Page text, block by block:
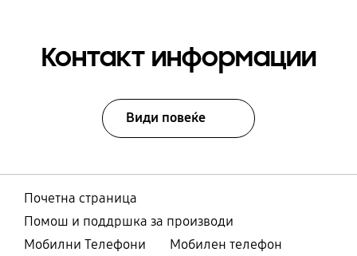
Контакт информации
Види повеќе
Почетна страница
Помош и поддршка за производи
Мобилни Телефони
Мобилен телефон